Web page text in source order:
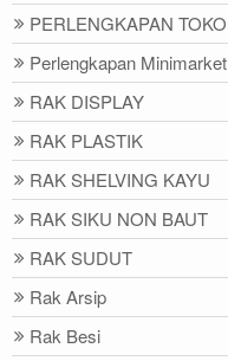
PERLENGKAPAN TOKO
Perlengkapan Minimarket
RAK DISPLAY
RAK PLASTIK
RAK SHELVING KAYU
RAK SIKU NON BAUT
RAK SUDUT
Rak Arsip
Rak Besi